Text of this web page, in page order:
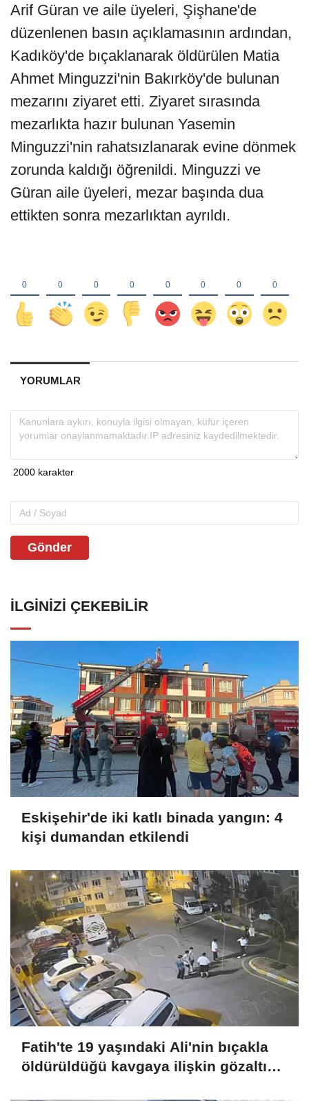
Arif Güran ve aile üyeleri, Şişhane'de
düzenlenen basın açıklamasının ardından,
Kadıköy'de bıçaklanarak öldürülen Matia
Ahmet Minguzzi'nin Bakırköy'de bulunan
mezarını ziyaret etti. Ziyaret sırasında
mezarlıkta hazır bulunan Yasemin
Minguzzi'nin rahatsızlanarak evine dönmek
zorunda kaldığı öğrenildi. Minguzzi ve
Güran aile üyeleri, mezar başında dua
ettikten sonra mezarlıktan ayrıldı.
YORUMLAR
Gönder
İLGINIZI ÇEKEBILIR
Eskişehir'de iki katlı binada yangın: 4
kişi dumandan etkilendi
Fatih'te 19 yaşındaki Ali'nin bıçakla
öldürüldüğü kavgaya ilişkin gözaltı